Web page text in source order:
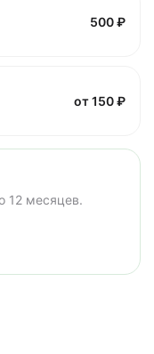
500 ₽
от 150 ₽
12 месяцев.